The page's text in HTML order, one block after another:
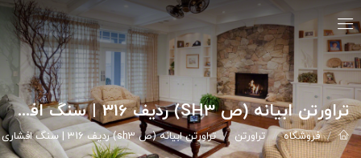
تراورتن ابیانه (ص SH3) ردیف 316 | سنگ افشاری
فروشگاه تراورتن تراورتن ابیانه (ص sh3) ردیف 316 | سنگ افشاری